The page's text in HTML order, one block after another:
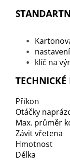
klíč na
Příkon
Otáčky
Max. průměr
Závit vřetena
Hmotnost
Délka